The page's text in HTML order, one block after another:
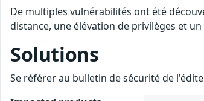
De multiples vulnérabilités ont été
distance, une élévation de privilèges et
Solutions
Se référer au bulletin de sécurité de